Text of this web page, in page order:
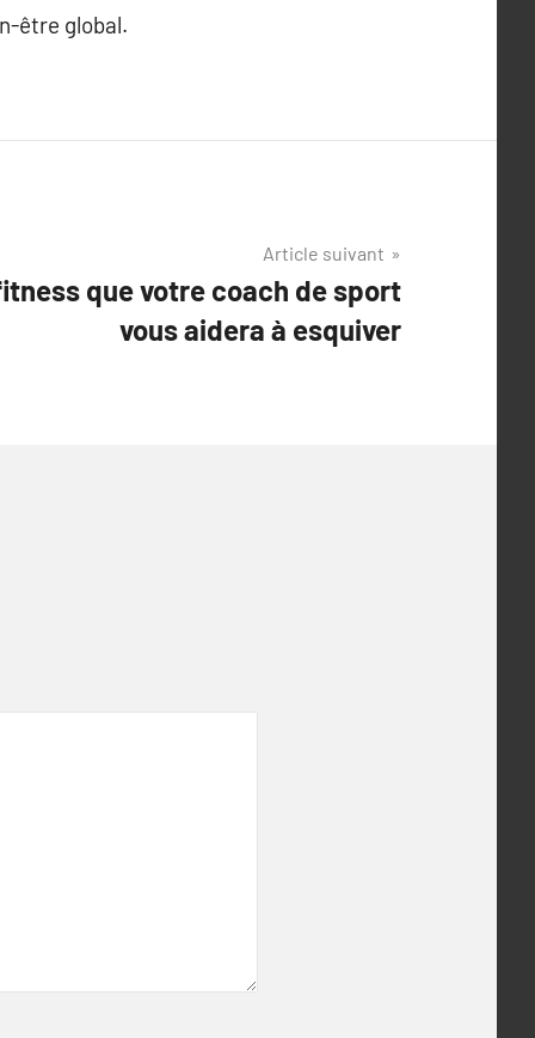
être global.
Article suivant
que votre coach de sport
vous aidera à esquiver